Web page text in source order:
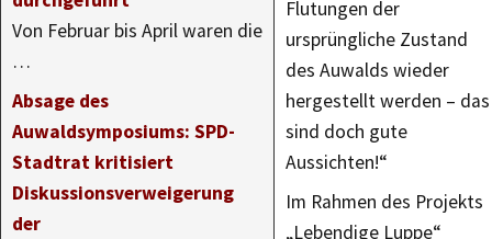
Von Februar bis April waren die
…
Absage des
Auwaldsymposiums: SPD-
Stadtrat kritisiert
Diskussionsverweigerung
der
Flutungen der
ursprüngliche Zustand
des Auwalds wieder
hergestellt werden – das
sind doch gute
Aussichten!“
Im Rahmen des Projekts
„Lebendige Luppe“